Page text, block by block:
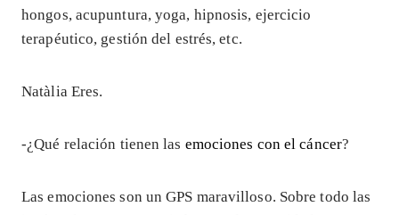
hongos, acupuntura, yoga, hipnosis, ejercicio
terapéutico, gestión del estrés, etc.
Natàlia Eres.
-¿Qué relación tienen las emociones con el cáncer?
Las emociones son un GPS maravilloso. Sobre todo las